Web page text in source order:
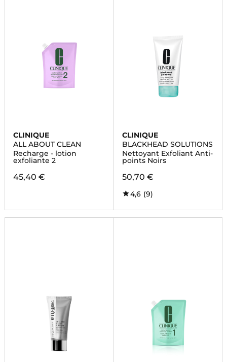
CLINIQUE
ALL ABOUT CLEAN
Recharge - lotion
exfoliante 2
45,40 €
CLINIQUE
BLACKHEAD SOLUTIONS
Nettoyant Exfoliant Anti-
points Noirs
50,70 €
4,6 (9)